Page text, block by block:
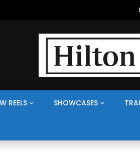
REELS SHOWCASES